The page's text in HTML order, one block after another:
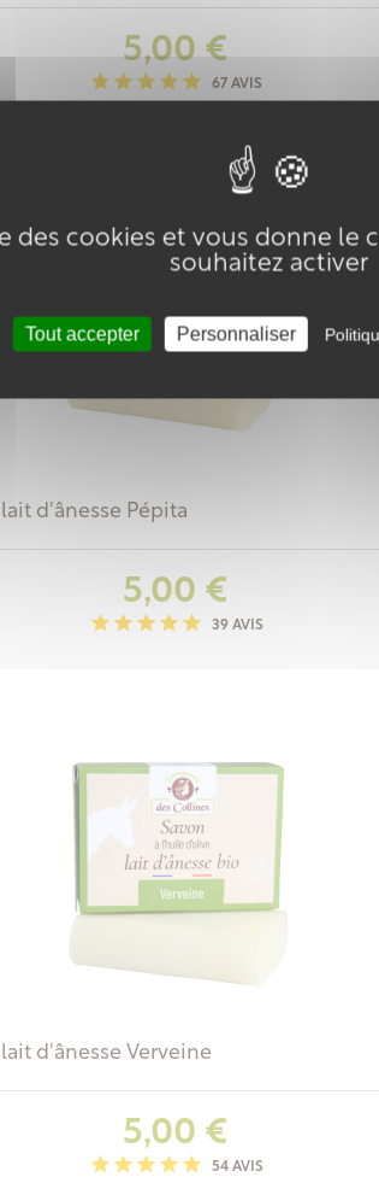
des cookies et vous donne le
souhaitez activer
Tout accepter Personnaliser
Prix
5,00 €
67 AVIS
d'ânesse Pépita
Prix
5,00 €
39 AVIS
d'ânesse Verveine
Prix
5,00 €
54 AVIS